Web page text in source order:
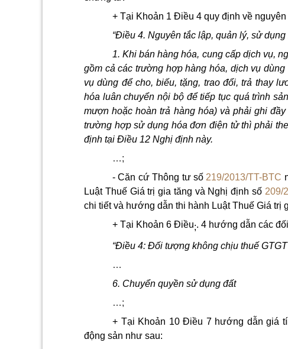
+ Tại Khoản 1 Điều 4 quy định về
“Điều 4. Nguyên tắc lập, quản lý, sử
1. Khi bán hàng hóa, cung cấp dịch vụ,
gồm cả các trường hợp hàng hóa, dịch vụ
vụ dùng để cho, biếu, tặng, trao đổi, trả thay
hóa luân chuyển nội bộ để tiếp tục quá trình
mượn hoặc hoàn trả hàng hóa) và phải ghi
trường hợp sử dụng hóa đơn điện tử thì phải
định tại Điều 12 Nghị định này.
…;
- Căn cứ Thông tư số 219/2013/TT-BTC
Luật Thuế Giá trị gia tăng và Nghị định số 209/
chi tiết và hướng dẫn thi hành Luật Thuế Giá trị
+ Tại Khoản 6 Điều;. 4 hướng dẫn các
“Điều 4: Đối tượng không chịu thuế GTGT
…
6. Chuyển quyền sử dụng đất
…;
+ Tại Khoản 10 Điều 7 hướng dẫn giá
động sản như sau: